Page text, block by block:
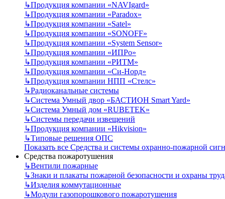
↳Продукция компании «NAVIgard»
↳Продукция компании «Paradox»
↳Продукция компании «Satel»
↳Продукция компании «SONOFF»
↳Продукция компании «System Sensor»
↳Продукция компании «ИПРо»
↳Продукция компании «РИТМ»
↳Продукция компании «Си-Норд»
↳Продукция компании НПП «Стелс»
↳Радиоканальные системы
↳Система Умный двор «БАСТИОН Smart Yard»
↳Система Умный дом «RUBETEK»
↳Системы передачи извещений
↳Продукция компании «Hikvision»
↳Типовые решения ОПС
Показать все Средства и системы охранно-пожарной
Средства пожаротушения
↳Вентили пожарные
↳Знаки и плакаты пожарной безопасности и охраны
↳Изделия коммутационные
↳Модули газопорошкового пожаротушения